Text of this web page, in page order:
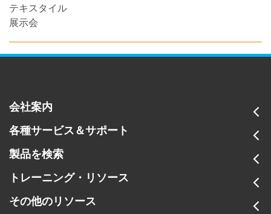
テキスタイル
展示会
会社案内
各種サービス＆サポート
製品を検索
トレーニング・リソース
その他のリソース